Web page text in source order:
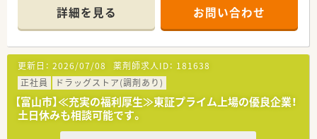
頑張り次第で高給与も可能！
■経験や勤務コースによりますが、経験の少ない方でも500万前
半スタートと業界TOP水準！
■職種や職域に合わせ、豊富な社内研修や外部組織と連携した研
修を用意されています
■薬剤師が中心の会社だからこそ活躍できるキャリアパスが多
種多様に用意されています。
■店舗拡大に伴い、エリアマネジャーや営業部長等のマネジメン
トのポジションも増えます。
■在宅や教育等の専門性を活かせるスペシャリストを目指すこ
とも可能です。
詳細を見る お問い合わせ
更新日： 2026/07/08 薬剤師求人ID： 181638
正社員
ドラッグストア(調剤あり)
【富山市】≪充実の福利厚生≫東証プライム上場の優良企業！
土日休みも相談可能です。